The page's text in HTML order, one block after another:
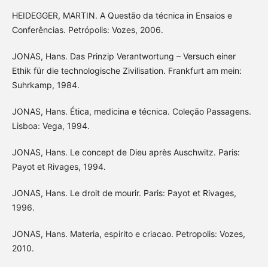
HEIDEGGER, MARTIN. A Questão da técnica in Ensaios e
Conferências. Petrópolis: Vozes, 2006.
JONAS, Hans. Das Prinzip Verantwortung – Versuch einer
Ethik für die technologische Zivilisation. Frankfurt am mein:
Suhrkamp, 1984.
JONAS, Hans. Ética, medicina e técnica. Coleção Passagens.
Lisboa: Vega, 1994.
JONAS, Hans. Le concept de Dieu après Auschwitz. Paris:
Payot et Rivages, 1994.
JONAS, Hans. Le droit de mourir. Paris: Payot et Rivages,
1996.
JONAS, Hans. Materia, espirito e criacao. Petropolis: Vozes,
2010.